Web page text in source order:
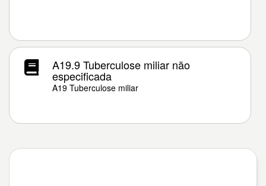
A19.9 Tuberculose miliar não
especificada
A19 Tuberculose miliar